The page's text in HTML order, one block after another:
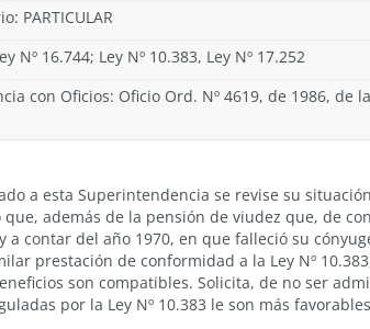
PARTICULAR
Nº 16.744; Ley Nº 10.383, Ley Nº 17.252
con Oficios: Oficio Ord. Nº 4619, de 1986, de
a esta Superintendencia se revise su
además de la pensión de viudez que, de
a contar del año 1970, en que falleció su
prestación de conformidad a la Ley Nº
son compatibles. Solicita, de no ser
por la Ley Nº 10.383 le son más